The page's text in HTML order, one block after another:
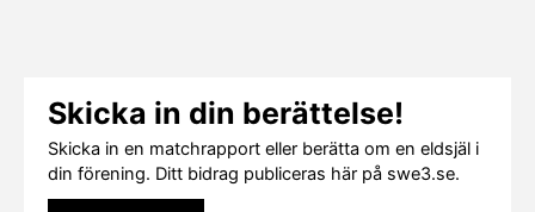
Skicka in din berättelse!
Skicka in en matchrapport eller berätta om en eldsjäl i
din förening. Ditt bidrag publiceras här på swe3.se.